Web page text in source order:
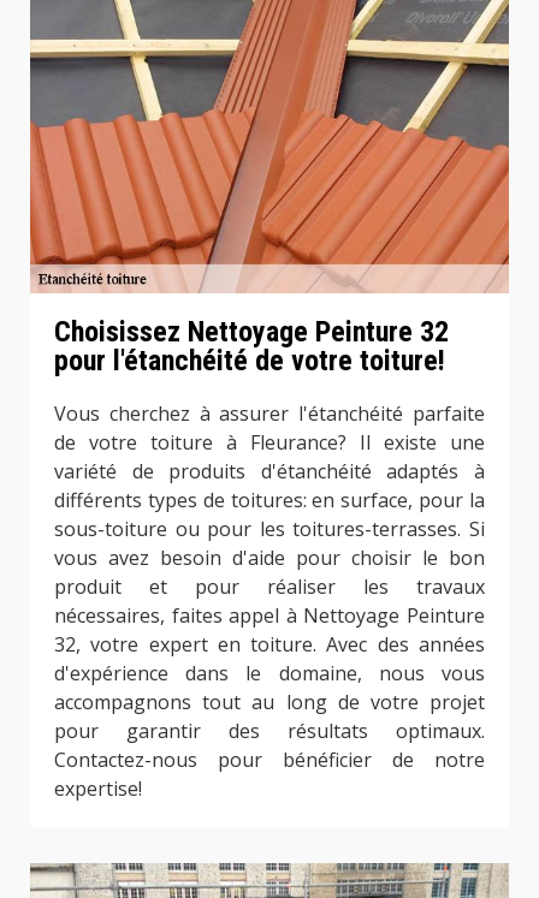
Choisissez Nettoyage Peinture 32
pour l'étanchéité de votre toiture!
Vous cherchez à assurer l'étanchéité parfaite
de votre toiture à Fleurance? Il existe une
variété de produits d'étanchéité adaptés à
différents types de toitures: en surface, pour la
sous-toiture ou pour les toitures-terrasses. Si
vous avez besoin d'aide pour choisir le bon
produit et pour réaliser les travaux
nécessaires, faites appel à Nettoyage Peinture
32, votre expert en toiture. Avec des années
d'expérience dans le domaine, nous vous
accompagnons tout au long de votre projet
pour garantir des résultats optimaux.
Contactez-nous pour bénéficier de notre
expertise!